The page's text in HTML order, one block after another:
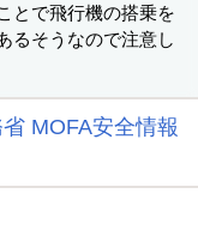
とで飛行機の搭乗を
るそうなので注意し
MOFA安全情報